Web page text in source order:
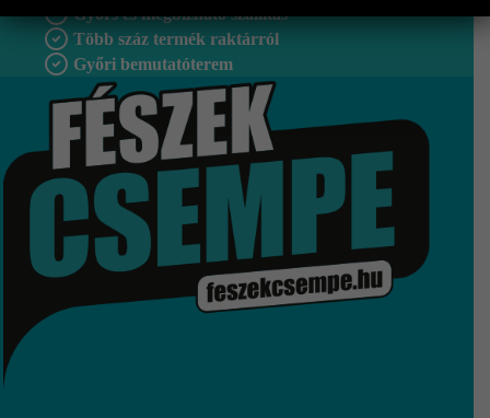
Gyors és megbízható szállítás
Több száz termék raktárról
Győri bemutatóterem